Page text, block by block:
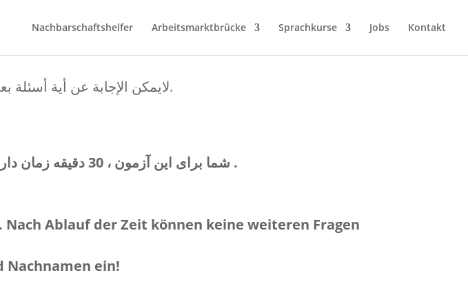
Nachbarschaftshelfer Arbeitsmarktbrücke Sprachkurse Jobs Kontakt
. لايمكن الإجابة عن أية أسئلة بعد إنتهاء هذا الزمن.
شما برای این آزمون ، 30 دقیقه
زمان دارید. پس از گذشت زمان، به هیچ سوالی دیگری نمی توان پاسخ داد .
Nach Ablauf der Zeit können keine weiteren Fragen
Nachnamen ein!